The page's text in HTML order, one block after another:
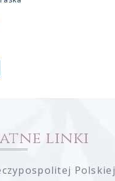
linki
Polskiej